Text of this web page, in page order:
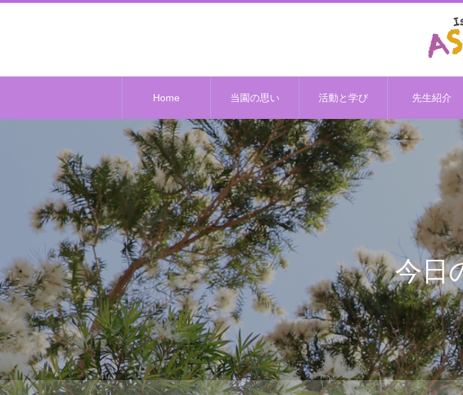
Home 当園の思い 活動と学び 先生紹介
今日